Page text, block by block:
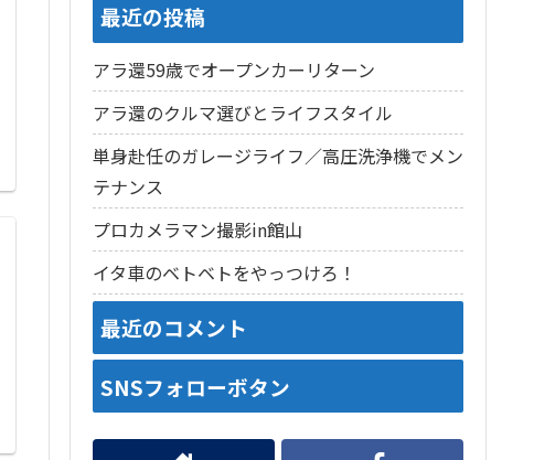
最近の投稿
アラ還59歳でオープンカーリターン
アラ還のクルマ選びとライフスタイル
単身赴任のガレージライフ／高圧洗浄機でメン
テナンス
プロカメラマン撮影in館山
イタ車のベトベトをやっつけろ！
最近のコメント
SNSフォローボタン